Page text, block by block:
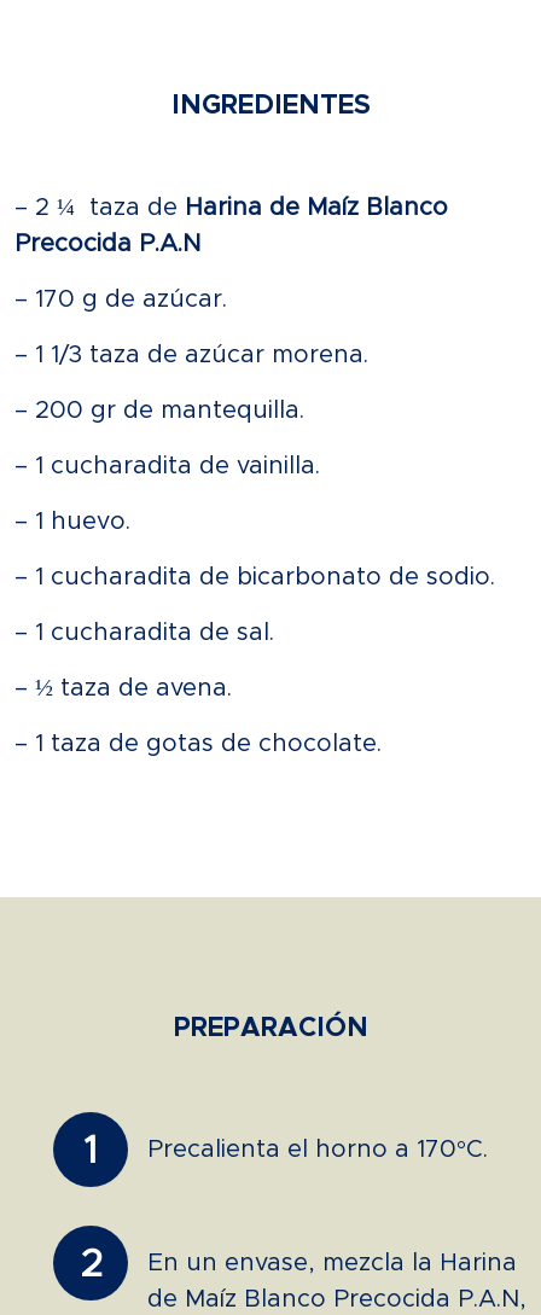
INGREDIENTES
– 2 ¼ taza de Harina de Maíz Blanco
Precocida P.A.N
– 170 g de azúcar.
– 1 1/3 taza de azúcar morena.
– 200 gr de mantequilla.
– 1 cucharadita de vainilla.
– 1 huevo.
– 1 cucharadita de bicarbonato de sodio.
– 1 cucharadita de sal.
– ½ taza de avena.
– 1 taza de gotas de chocolate.
PREPARACIÓN
1 Precalienta el horno a 170°C.
2
En un envase, mezcla la Harina
de Maíz Blanco Precocida P.A.N,